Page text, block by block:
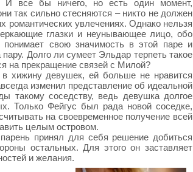
И все бы ничего, но есть один момент,
так сильно стесняются – никто не должен
романтических увлечениях. Однако нельзя
глазки и неунывающее лицо, обо
свою значимость в этой паре и
Долго ли сумеет Эльдар терпеть такое
на прекращение связей с Милой?
хижину девушек, ей больше не нравится
изменил представление об идеальной
такому соседству, ведь девушка долгое
Только Фейгус был рада новой соседке,
на своевременное получение всей
целым островом.
принял для себя решение добиться
остальных. Для этого он заставляет
и желания.